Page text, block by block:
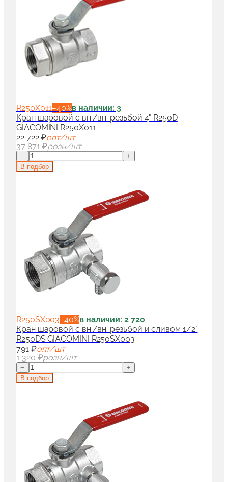
R250X011−40%в наличии: 3
Кран шаровой с вн./вн. резьбой 4" R250D
GIACOMINI R250X011
22 722 ₽опт/шт
37 871 ₽розн/шт
−
+
В подбор
R250SX003−40%в наличии: 2 720
Кран шаровой с вн./вн. резьбой и сливом 1/2"
R250DS GIACOMINI R250SX003
791 ₽опт/шт
1 320 ₽розн/шт
−
+
В подбор